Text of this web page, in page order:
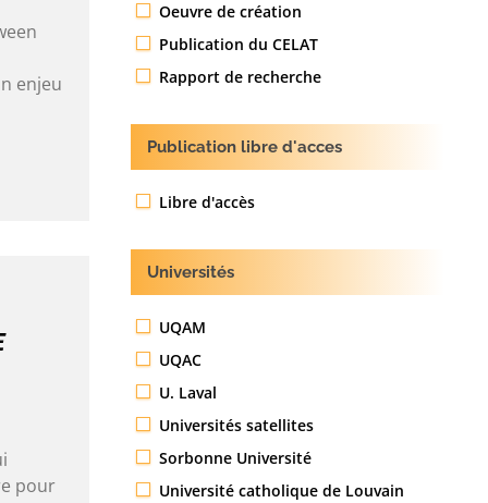
enjeu
pour
Oeuvre de création
Publication du CELAT
Rapport de recherche
Publication libre d'acces
Libre d'accès
Universités
UQAM
UQAC
U. Laval
Universités satellites
Sorbonne Université
Université catholique de Louvain